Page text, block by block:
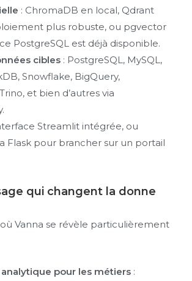
: ChromaDB en local, Qdrant
plus robuste, ou pgvector
PostgreSQL est déjà disponible.
cibles : PostgreSQL, MySQL,
Snowflake, BigQuery,
et bien d’autres via
Streamlit intégrée, ou
Flask pour brancher sur un portail
qui changent la donne
Vanna se révèle particulièrement
pour les métiers :